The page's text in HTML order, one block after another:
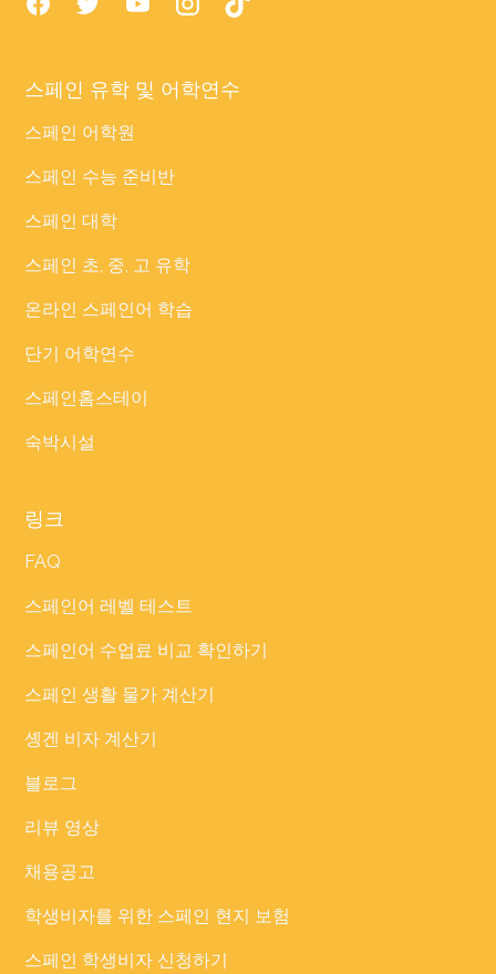
스페인 유학 및 어학연수
스페인 어학원
스페인 수능 준비반
스페인 대학
스페인 초, 중, 고 유학
온라인 스페인어 학습
단기 어학연수
스페인홈스테이
숙박시설
링크
FAQ
스페인어 레벨 테스트
스페인어 수업료 비교 확인하기
스페인 생활 물가 계산기
솅겐 비자 계산기
블로그
리뷰 영상
채용공고
학생비자를 위한 스페인 현지 보험
스페인 학생비자 신청하기